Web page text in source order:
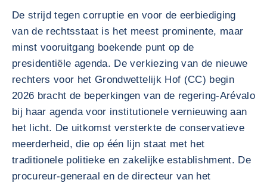
De strijd tegen corruptie en voor de eerbiediging
van de rechtsstaat is het meest prominente, maar
minst vooruitgang boekende punt op de
presidentiële agenda. De verkiezing van de nieuwe
rechters voor het Grondwettelijk Hof (CC) begin
2026 bracht de beperkingen van de regering-Arévalo
bij haar agenda voor institutionele vernieuwing aan
het licht. De uitkomst versterkte de conservatieve
meerderheid, die op één lijn staat met het
traditionele politieke en zakelijke establishment. De
procureur-generaal en de directeur van het